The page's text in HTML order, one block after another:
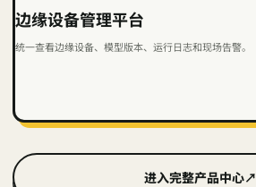
边缘设备管理平台
统一查看边缘设备、模型版本、运行日志和现场告警。
进入完整产品中心↗